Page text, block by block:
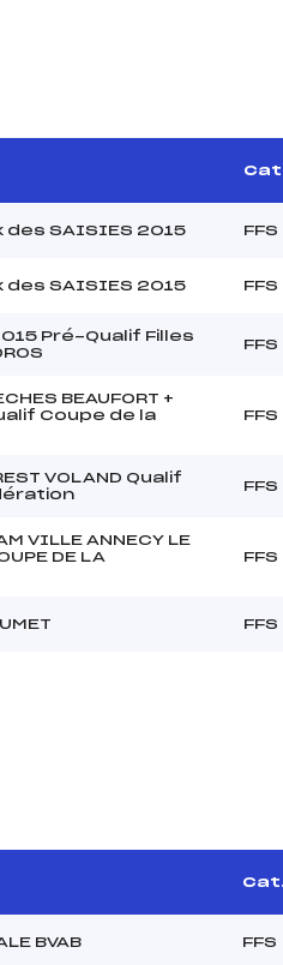
des SAISIES 2015 FFS
des SAISIES 2015 FFS
Pré-Qualif Filles
FFS
BEAUFORT +
Coupe de la
FFS
VOLAND Qualif
FFS
VILLE ANNECY LE
DE LA
FFS
FFS
BVAB FFS